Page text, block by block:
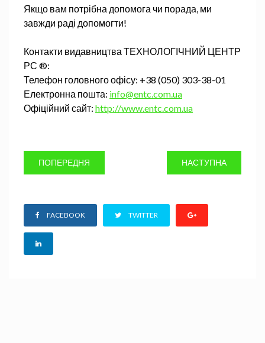
Якщо вам потрібна допомога чи порада, ми
завжди раді допомогти!
Контакти видавництва ТЕХНОЛОГІЧНИЙ ЦЕНТР
РС ®:
Телефон головного офісу: +38 (050) 303-38-01
Електронна пошта: info@entc.com.ua
Офіційний сайт: http://www.entc.com.ua
ПОПЕРЕДНЯ НАСТУПНА
FACEBOOK TWITTER